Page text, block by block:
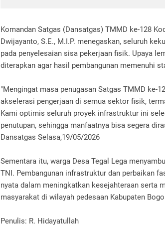
​Komandan Satgas (Dansatgas) TMMD ke-128
Dwijayanto, S.E., M.I.P. menegaskan, seluruh
pada penyelesaian sisa pekerjaan fisik. Upaya
diterapkan agar hasil pembangunan memenuhi
​"Mengingat masa penugasan Satgas TMMD ke-
akselerasi pengerjaan di semua sektor fisik,
Kami optimis seluruh proyek infrastruktur ini
penutupan, sehingga manfaatnya bisa segera
Dansatgas Selasa,19/05/2026
​Sementara itu, warga Desa Tegal Lega
TNI. Pembangunan infrastruktur dan perbaikan
nyata dalam meningkatkan kesejahteraan serta
masyarakat di wilayah pedesaan Kabupaten
Penulis: R. Hidayatullah